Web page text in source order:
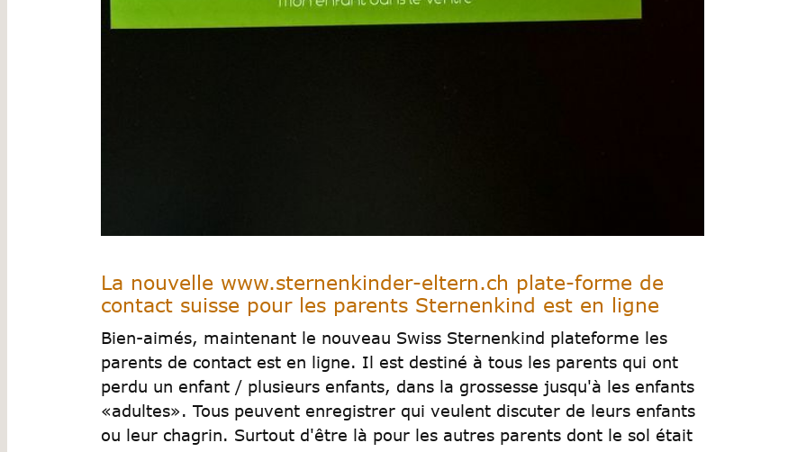
La nouvelle www.sternenkinder-eltern.ch plate-forme de
contact suisse pour les parents Sternenkind est en ligne
Bien-aimés, maintenant le nouveau Swiss Sternenkind plateforme les
parents de contact est en ligne. Il est destiné à tous les parents qui ont
perdu un enfant / plusieurs enfants, dans la grossesse jusqu'à les enfants
«adultes». Tous peuvent enregistrer qui veulent discuter de leurs enfants
ou leur chagrin. Surtout d'être là pour les autres parents dont le sol était